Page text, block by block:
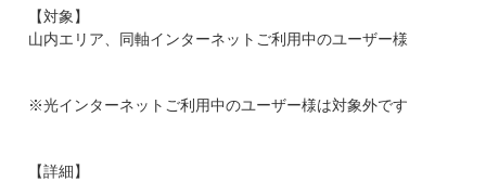
【対象】
山内エリア、同軸インターネットご利用中のユーザー様
※光インターネットご利用中のユーザー様は対象外です
【詳細】